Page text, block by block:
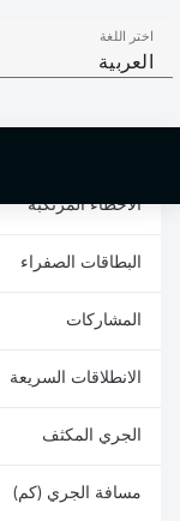
اختر اللغة
العربية
الأخطاء المرتكبة
البطاقات الصفراء
المشاركات
الانطلاقات السريعة
الجري المكثف
مسافة الجري (كم)